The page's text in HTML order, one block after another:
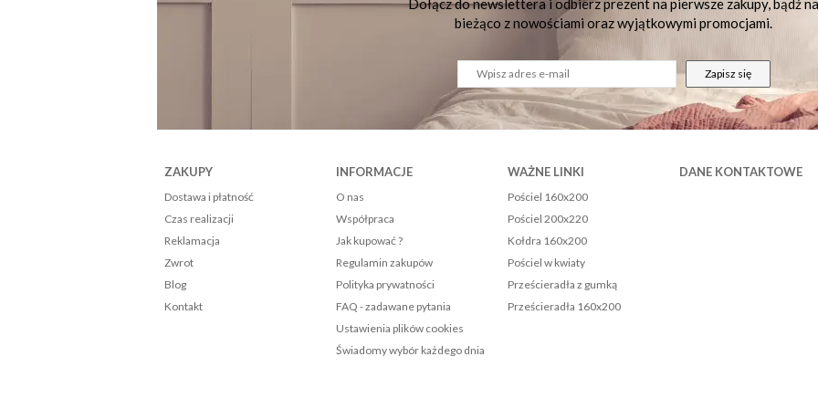
Dołącz do newslettera i odbierz prezent na pierwsze zakupy, bądź na
bieżąco z nowościami oraz wyjątkowymi promocjami.
Zapisz się
ZAKUPY
Dostawa i płatność
Czas realizacji
Reklamacja
Zwrot
Blog
Kontakt
INFORMACJE
O nas
Współpraca
Jak kupować ?
Regulamin zakupów
Polityka prywatności
FAQ - zadawane pytania
Ustawienia plików cookies
Świadomy wybór każdego dnia
WAŻNE LINKI
Pościel 160x200
Pościel 200x220
Kołdra 160x200
Pościel w kwiaty
Prześcieradła z gumką
Prześcieradła 160x200
DANE KONTAKTOWE